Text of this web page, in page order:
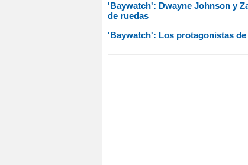
'Baywatch': Dwayne Johnson y
de ruedas
'Baywatch': Los protagonistas